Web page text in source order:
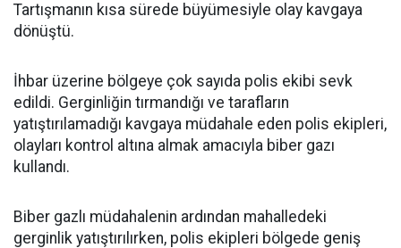
Tartışmanın kısa sürede büyümesiyle olay kavgaya
dönüştü.
İhbar üzerine bölgeye çok sayıda polis ekibi sevk
edildi. Gerginliğin tırmandığı ve tarafların
yatıştırılamadığı kavgaya müdahale eden polis ekipleri,
olayları kontrol altına almak amacıyla biber gazı
kullandı.
Biber gazlı müdahalenin ardından mahalledeki
gerginlik yatıştırılırken, polis ekipleri bölgede geniş